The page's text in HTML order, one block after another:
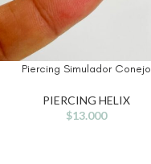
Piercing Simulador Conejo
PIERCING HELIX
$13.000